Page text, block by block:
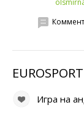
Игра на